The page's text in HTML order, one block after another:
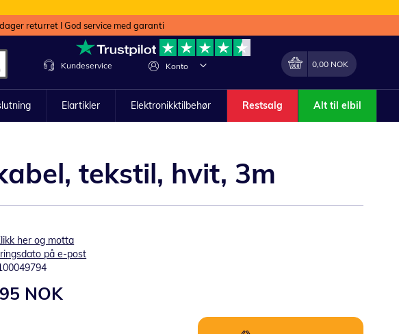
returret I God service med garanti
Konto Endring
Min handlekurv
0,00 NOK
Kundeservice
Elartikler Elektronikktilbehør Restsalg Alt til elbil
tekstil, hvit, 3m
her og motta
på e-post
NOK